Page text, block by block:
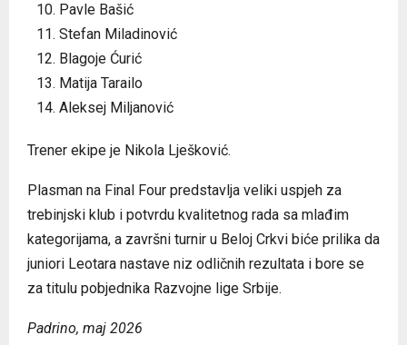
Pavle Bašić
Stefan Miladinović
Blagoje Ćurić
Matija Tarailo
Aleksej Miljanović
Trener ekipe je Nikola Lješković.
Plasman na Final Four predstavlja veliki uspjeh za
trebinjski klub i potvrdu kvalitetnog rada sa mlađim
kategorijama, a završni turnir u Beloj Crkvi biće prilika da
juniori Leotara nastave niz odličnih rezultata i bore se
za titulu pobjednika Razvojne lige Srbije.
Padrino, maj 2026